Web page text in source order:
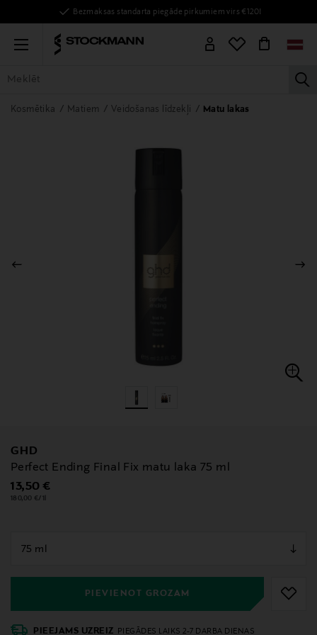
Bezmaksas standarta piegāde pirkumiem virs €120!
Menu
VISAS PRECES SIEVIETĒM VĪRIEŠIEM BĒRNIEM
Kosmētika Matiem Veidošanas līdzekļi Matu lakas
GHD
Perfect Ending Final Fix matu laka 75 ml
Original Price
13,50 €
180,00 €/1l
PIEVIENOT GROZAM
PIEEJAMS UZREIZ
PIEGĀDES LAIKS 2-7 DARBA DIENAS